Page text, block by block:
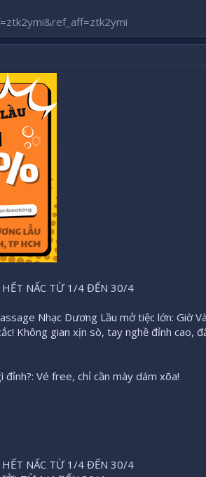
HẾT NẤC TỪ 1/4 ĐẾN 30/4
Nhạc Dương Lầu mở tiệc lớn: Giờ
Không gian xịn sò, tay nghề đỉnh cao,
Vé free, chỉ cần mày dám xõa!
HẾT NẤC TỪ 1/4 ĐẾN 30/4